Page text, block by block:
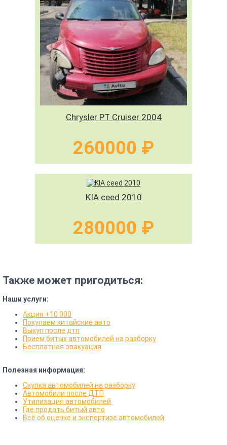
Chrysler PT Cruiser 2004
260000 ₽
KIA ceed 2010
280000 ₽
Также может пригодиться:
Наши услуги:
Акция +10 000
Покупаем китайские авто
Выкуп после дтп
Прием битых автомобилей на разборку
Бесплатная эвакуация
Полезная информация:
Скупка автомобилей на разборку
Автомобили после ДТП
Утилизация автомобилей
Где продать битый авто
Всё об оценке и экспертизе автомобилей